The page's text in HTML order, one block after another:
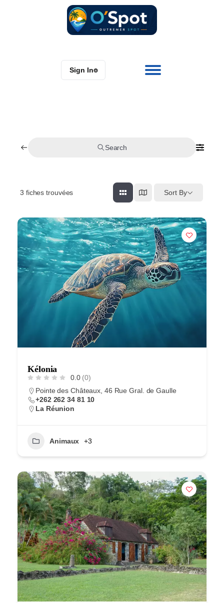
Sign In⌾
Search
3 fiches trouvées Sort By
Kélonia
0.0 (0)
Pointe des Châteaux, 46 Rue Gral. de Gaulle
+262 262 34 81 10
La Réunion
Animaux +3